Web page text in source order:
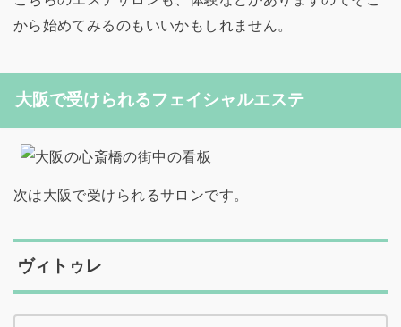
から始めてみるのもいいかもしれません。
大阪で受けられるフェイシャルエステ
次は大阪で受けられるサロンです。
ヴィトゥレ